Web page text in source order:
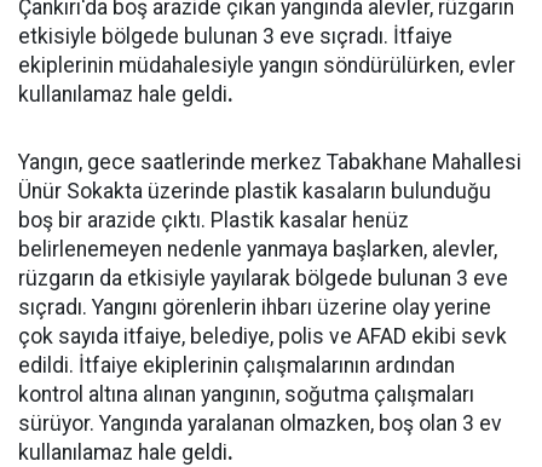
Çankırı'da boş arazide çıkan yangında alevler, rüzgarın
etkisiyle bölgede bulunan 3 eve sıçradı. İtfaiye
ekiplerinin müdahalesiyle yangın söndürülürken, evler
kullanılamaz hale geldi.
Yangın, gece saatlerinde merkez Tabakhane Mahallesi
Ünür Sokakta üzerinde plastik kasaların bulunduğu
boş bir arazide çıktı. Plastik kasalar henüz
belirlenemeyen nedenle yanmaya başlarken, alevler,
rüzgarın da etkisiyle yayılarak bölgede bulunan 3 eve
sıçradı. Yangını görenlerin ihbarı üzerine olay yerine
çok sayıda itfaiye, belediye, polis ve AFAD ekibi sevk
edildi. İtfaiye ekiplerinin çalışmalarının ardından
kontrol altına alınan yangının, soğutma çalışmaları
sürüyor. Yangında yaralanan olmazken, boş olan 3 ev
kullanılamaz hale geldi.